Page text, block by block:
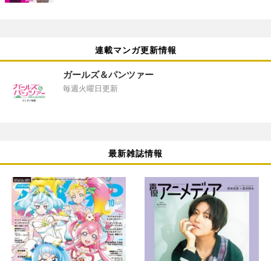
連載マンガ更新情報
ガールズ＆パンツァー
毎週火曜日更新
最新雑誌情報